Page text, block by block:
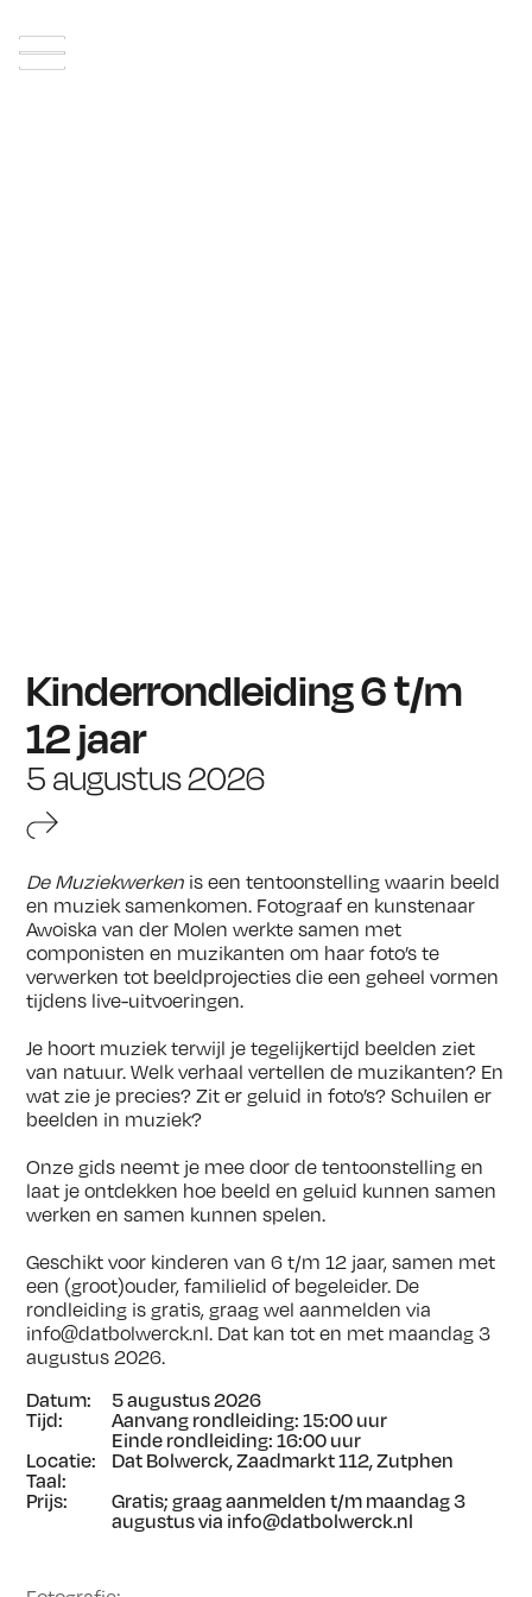
Kinderrondleiding 6 t/m
12 jaar
5 augustus 2026
De Muziekwerken is een tentoonstelling waarin beeld
en muziek samenkomen. Fotograaf en kunstenaar
Awoiska van der Molen werkte samen met
componisten en muzikanten om haar foto’s te
verwerken tot beeldprojecties die een geheel vormen
tijdens live-uitvoeringen.
Je hoort muziek terwijl je tegelijkertijd beelden ziet
van natuur. Welk verhaal vertellen de muzikanten? En
wat zie je precies? Zit er geluid in foto’s? Schuilen er
beelden in muziek?
Onze gids neemt je mee door de tentoonstelling en
laat je ontdekken hoe beeld en geluid kunnen samen
werken en samen kunnen spelen.
Geschikt voor kinderen van 6 t/m 12 jaar, samen met
een (groot)ouder, familielid of begeleider. De
rondleiding is gratis, graag wel aanmelden via
info@datbolwerck.nl. Dat kan tot en met maandag 3
augustus 2026.
Datum:
5 augustus 2026
Tijd:
Aanvang rondleiding: 15:00 uur
Einde rondleiding: 16:00 uur
Locatie:
Dat Bolwerck, Zaadmarkt 112, Zutphen
Taal:
Prijs:
Gratis; graag aanmelden t/m maandag 3
augustus via info@datbolwerck.nl